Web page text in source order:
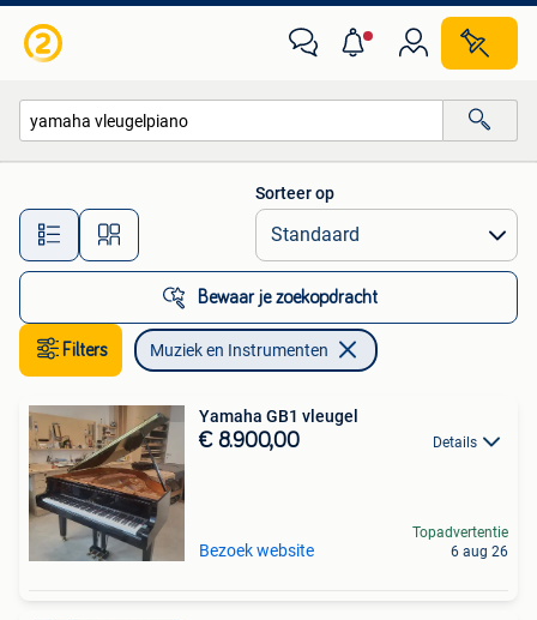
Alle afstanden…
Sorteer op
Bewaar je zoekopdracht
Filters Muziek en Instrumenten
Yamaha GB1 vleugel
€ 8.900,00 Details
Bezoek website
Topadvertentie
6 aug 26